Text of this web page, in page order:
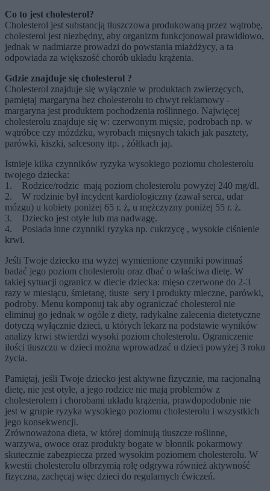
Co to jest cholesterol?
Cholesterol jest substancją tłuszczowa produkowaną przez wątrobę,
cholesterol jest niezbędny, aby organizm funkcjonował prawidłowo,
jednak w nadmiarze prowadzi do powstania miażdżycy, a ta
odpowiada za większość chorób układu krążenia.
Gdzie znajduje się cholesterol ?
Cholesterol znajduje się wyłącznie w produktach zwierzęcych,
pamiętaj margaryna bez cholesterolu to chwyt reklamowy -
margaryna jest produktem pochodzenia roślinnego. Najwięcej
cholesterolu znajduje się w: czerwonym mięsie, podrobach np. w
wątróbce czy móżdżku, wyrobach mięsnych takich jak pasztety,
parówki, kiszki, salcesony itp. , żółtkach jaj.
Istnieje kilka czynników ryzyka wysokiego poziomu cholesterolu
twojego dziecka:
1. Rodzice/rodzic mają poziom cholesterolu powyżej 240 mg/dl.
2. W rodzinie był incydent kardiologiczny (zawał serca, udar
mózgu) u kobiety poniżej 65 r. ż, u mężczyzny poniżej 55 r. ż.
3. Dziecko jest otyłe lub ma nadwagę.
4. Posiada inne czynniki ryzyka np. cukrzycę , wysokie ciśnienie
krwi.
Jeśli Twoje dziecko ma wyżej wymienione czynniki powinnaś
badać jego poziom cholesterolu oraz dbać o właściwa dietę. W
takiej sytuacji ogranicz w diecie dziecka: mięso czerwone do 2-3
razy w miesiącu, śmietanę, tłuste sery i produkty mleczne, parówki,
podroby. Menu komponuj tak aby ograniczać cholesterol nie
eliminuj go jednak w ogóle z diety, radykalne zalecenia dietetyczne
dotyczą wyłącznie dzieci, u których lekarz na podstawie wyników
analizy krwi stwierdzi wysoki poziom cholesterolu. Ograniczenie
ilości tłuszczu w dzieci można wprowadzać u dzieci powyżej 3 roku
życia.
Pamiętaj, jeśli Twoje dziecko jest aktywne fizycznie, ma racjonalną
dietę, nie jest otyłe, a jego rodzice nie mają problemów z
cholesterolem i chorobami układu krążenia, prawdopodobnie nie
jest w grupie ryzyka wysokiego poziomu cholesterolu i wszystkich
jego konsekwencji.
Zrównoważona dieta, w której dominują tłuszcze roślinne,
warzywa, owoce oraz produkty bogate w błonnik pokarmowy
skutecznie zabezpiecza przed wysokim poziomem cholesterolu. W
kwestii cholesterolu olbrzymią rolę odgrywa również aktywność
fizyczna, zachęcaj więc dzieci do regularnych ćwiczeń.